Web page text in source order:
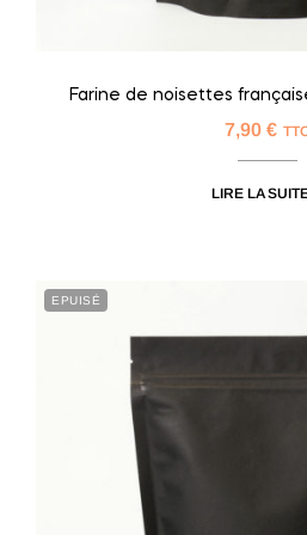
Farine de noisettes
7,90 €
LIRE LA
EPUISÉ